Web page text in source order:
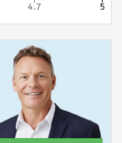
4.7 5